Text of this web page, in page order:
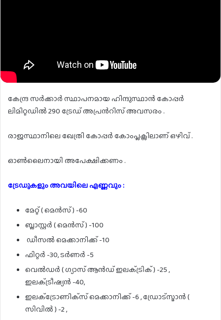
കേന്ദ്ര സർക്കാർ സ്ഥാപനമായ ഹിന്ദുസ്ഥാൻ കോപ്പർ
ലിമിറ്റഡിൽ 290 ട്രേഡ് അപ്രൻറിസ് അവസരം .
രാജസ്ഥാനിലെ ഖേത്രി കോപ്പർ കോംപ്ലക്സിലാണ്‌ ഒഴിവ് .
ഓൺലൈനായി അപേക്ഷിക്കണം .
ട്രേഡുകളും അവയിലെ എണ്ണവും :
മേറ്റ് ( മെൻസ് ) -60
ബ്ലാസ്റ്റർ ( മെൻസ് ) -100
ഡീസൽ മെക്കാനിക്ക് -10
ഫിറ്റർ -30, ടർണർ -5
വെൽഡർ ( ഗ്യാസ് ആൻഡ് ഇലക്‌ട്രിക്‌ ) -25 ,
ഇലക്‌ട്രീഷ്യൻ -40,
ഇലക്‌ട്രോണിക്‌സ് മെക്കാനിക്ക് -6 , ഡ്രോട്സ്മാൻ (
സിവിൽ ) -2 ,